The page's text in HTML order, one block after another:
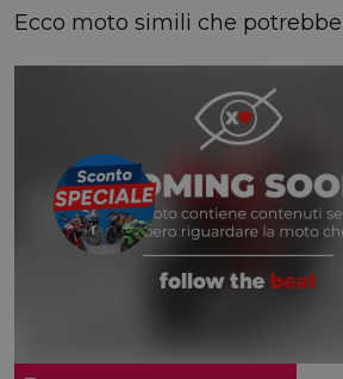
Ecco moto simili che